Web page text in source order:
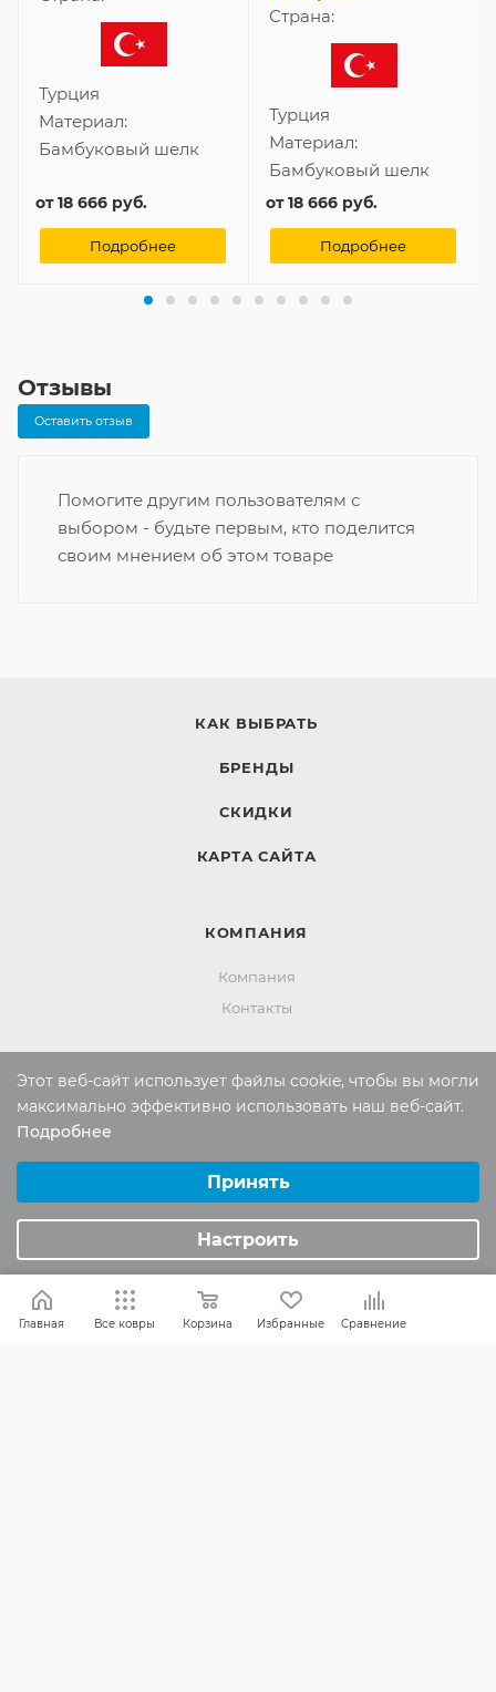
Турция
Материал:
Бамбуковый шелк
от18 666 руб.
Подробнее
Страна:
Турция
Материал:
Бамбуковый шелк
от18 666 руб.
Подробнее
Отзывы
Оставить отзыв
Помогите другим пользователям с
выбором - будьте первым, кто поделится
своим мнением об этом товаре
КАК ВЫБРАТЬ
БРЕНДЫ
СКИДКИ
КАРТА САЙТА
КОМПАНИЯ
Компания
Контакты
ИНФОРМАЦИЯ
Реквизиты
Политика конфиденциальности
Оплата и доставка
Главная Все ковры Корзина Избранные Сравнение
Этот веб-сайт использует файлы cookie, чтобы вы могли
максимально эффективно использовать наш веб-сайт.
Подробнее
Аналитические/Функциональные
Принять
Настроить